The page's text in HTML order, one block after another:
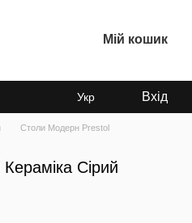
Мій кошик
Укр Вхід
Столи Модерн Prestol
Сірий